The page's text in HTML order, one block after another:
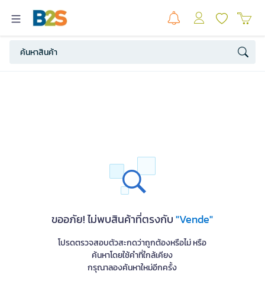
ขออภัย! ไม่พบสินค้าที่ตรงกับ"Vende"
โปรดตรวจสอบตัวสะกดว่าถูกต้องหรือไม่ หรือ
ค้นหาโดยใช้คำที่ใกล้เคียง
กรุณาลองค้นหาใหม่อีกครั้ง